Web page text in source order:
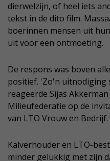
dierwelzijn, of heel iets
tekst in de dito film.
boerinnen mensen uit
uit voor een ontmoeting.
De respons was boven
positief. 'Zo'n uitnodiging
reageerde Sijas
Milieufederatie op de
van LTO Vrouw en Bedrijf.
Kalverhouder en LTO-
minder gelukkig met zijn